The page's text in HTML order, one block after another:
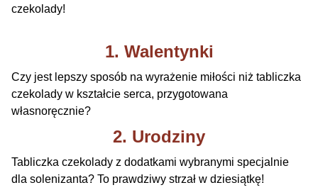
czekolady!
1. Walentynki
Czy jest lepszy sposób na wyrażenie miłości niż tabliczka
czekolady w kształcie serca, przygotowana
własnoręcznie?
2. Urodziny
Tabliczka czekolady z dodatkami wybranymi specjalnie
dla solenizanta? To prawdziwy strzał w dziesiątkę!